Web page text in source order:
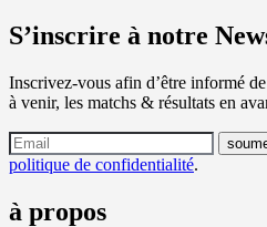
S’inscrire à notre
Inscrivez-vous afin d’être informé
à venir, les matchs & résultats en
politique de confidentialité.
à propos